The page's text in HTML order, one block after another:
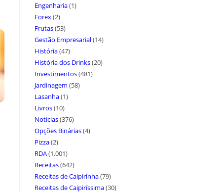
Engenharia(1)
Forex(2)
Frutas(53)
Gestão Empresarial(14)
História(47)
História dos Drinks(20)
Investimentos(481)
Jardinagem (58)
Lasanha(1)
Livros(10)
Notícias(376)
Opções Binárias(4)
Pizza(2)
RDA(1.001)
Receitas(642)
Receitas de Caipirinha(79)
Receitas de Caipiríssima(30)